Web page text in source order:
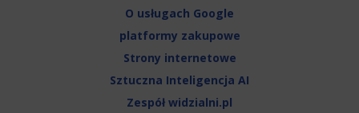
Scripts and data used to collect information to analyze site traffic and how users use the site, how they came
statistics about users. Analytical cookies and similar technologies allow us to measure the effectiveness of
Scope responsible for displaying personalized ads that may be of interest to the user based on browsing
party files that, in conjunction with files installed while browsing other websites, profile the user,
O usługach Google
platformy zakupowe
Strony internetowe
Sztuczna Inteligencja AI
Zespół widzialni.pl